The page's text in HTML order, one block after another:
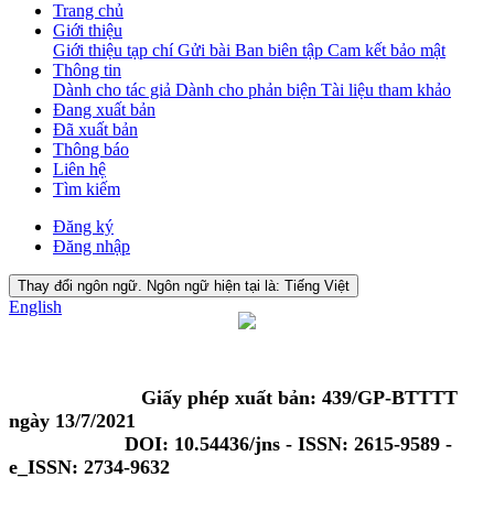
Trang chủ
Giới thiệu
Giới thiệu tạp chíGửi bài Ban biên tập Cam kết bảo mật
Thông tin
Dành cho tác giả Dành cho phản biện Tài liệu tham khảo
Đang xuất bản
Đã xuất bản
Thông báo
Liên hệ
Tìm kiếm
Đăng ký
Đăng nhập
Thay đổi ngôn ngữ. Ngôn ngữ hiện tại là: Tiếng Việt
English
Giấy phép xuất bản: 439/GP-BTTTT
ngày 13/7/2021
DOI: 10.54436/jns - ISSN: 2615-9589 -
e_ISSN: 2734-9632